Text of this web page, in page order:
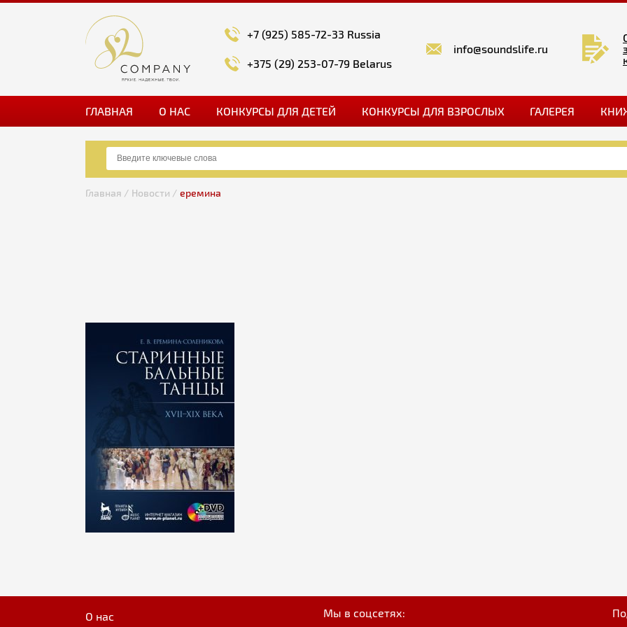
+7 (925) 585-72-33 Russia
+375 (29) 253-07-79 Belarus
info@soundslife.ru
ГЛАВНАЯ О НАС КОНКУРСЫ ДЛЯ ДЕТЕЙ КОНКУРСЫ ДЛЯ ВЗРОСЛЫХ ГАЛЕРЕЯ
Главная / Новости / еремина
О нас
Мы в соцсетях: